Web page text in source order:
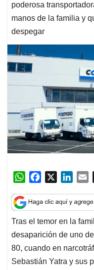
poderosa
manos de la familia y
despegar
W
a
t
s
A
p
p
c
e
b
o
o
k
n
k
e
d
I
n
a
i
l
Tras el temor en la
desaparición de uno
80, cuando en
Sebastián Yatra y sus